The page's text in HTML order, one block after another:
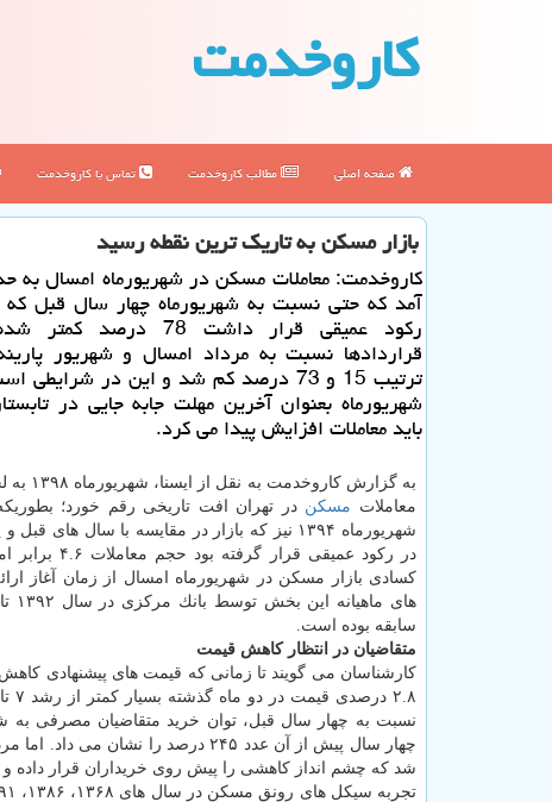
كاروخدمت
صفحه اصلی مطالب كاروخدمت تماس با كاروخدمت
بازار مسكن به تاریك ترین نقطه رسید
كاروخدمت: معاملات مسكن در شهریورماه امسال به
آمد كه حتی نسبت به شهریورماه چهار سال قبل كه
ركود عمیقی قرار داشت 78
قراردادها نسبت به مرداد امسال و شهریور
ترتیب 15 و 73 درصد كم شد و این در
شهریورماه بعنوان آخرین مهلت جابه جایی در
باید معاملات افزایش پیدا می كرد.
به گزارش
معاملات مسكن در تهران افت تاریخی رقم خورد؛
شهریورماه ۱۳۹۴ نیز كه بازار در مقایسه با سال های
در ركود عمیقی قرار گرفته
كسادی بازار مسكن در شهریورماه امسال از زمان آغاز
های
سابقه بوده است.
متقاضیان در انتظار كاهش قیمت
شد كه چشم انداز كاهشی را پیش روی خریداران قرار داده و